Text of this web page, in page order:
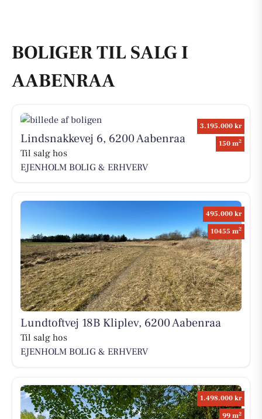
BOLIGER TIL SALG I
AABENRAA
3.195.000 kr
150 m2
Lindsnakkevej 6, 6200 Aabenraa
Til salg hos
EJENHOLM BOLIG & ERHVERV
495.000 kr
10455 m2
Lundtoftvej 18B Kliplev, 6200 Aabenraa
Til salg hos
EJENHOLM BOLIG & ERHVERV
1.498.000 kr
99 m2